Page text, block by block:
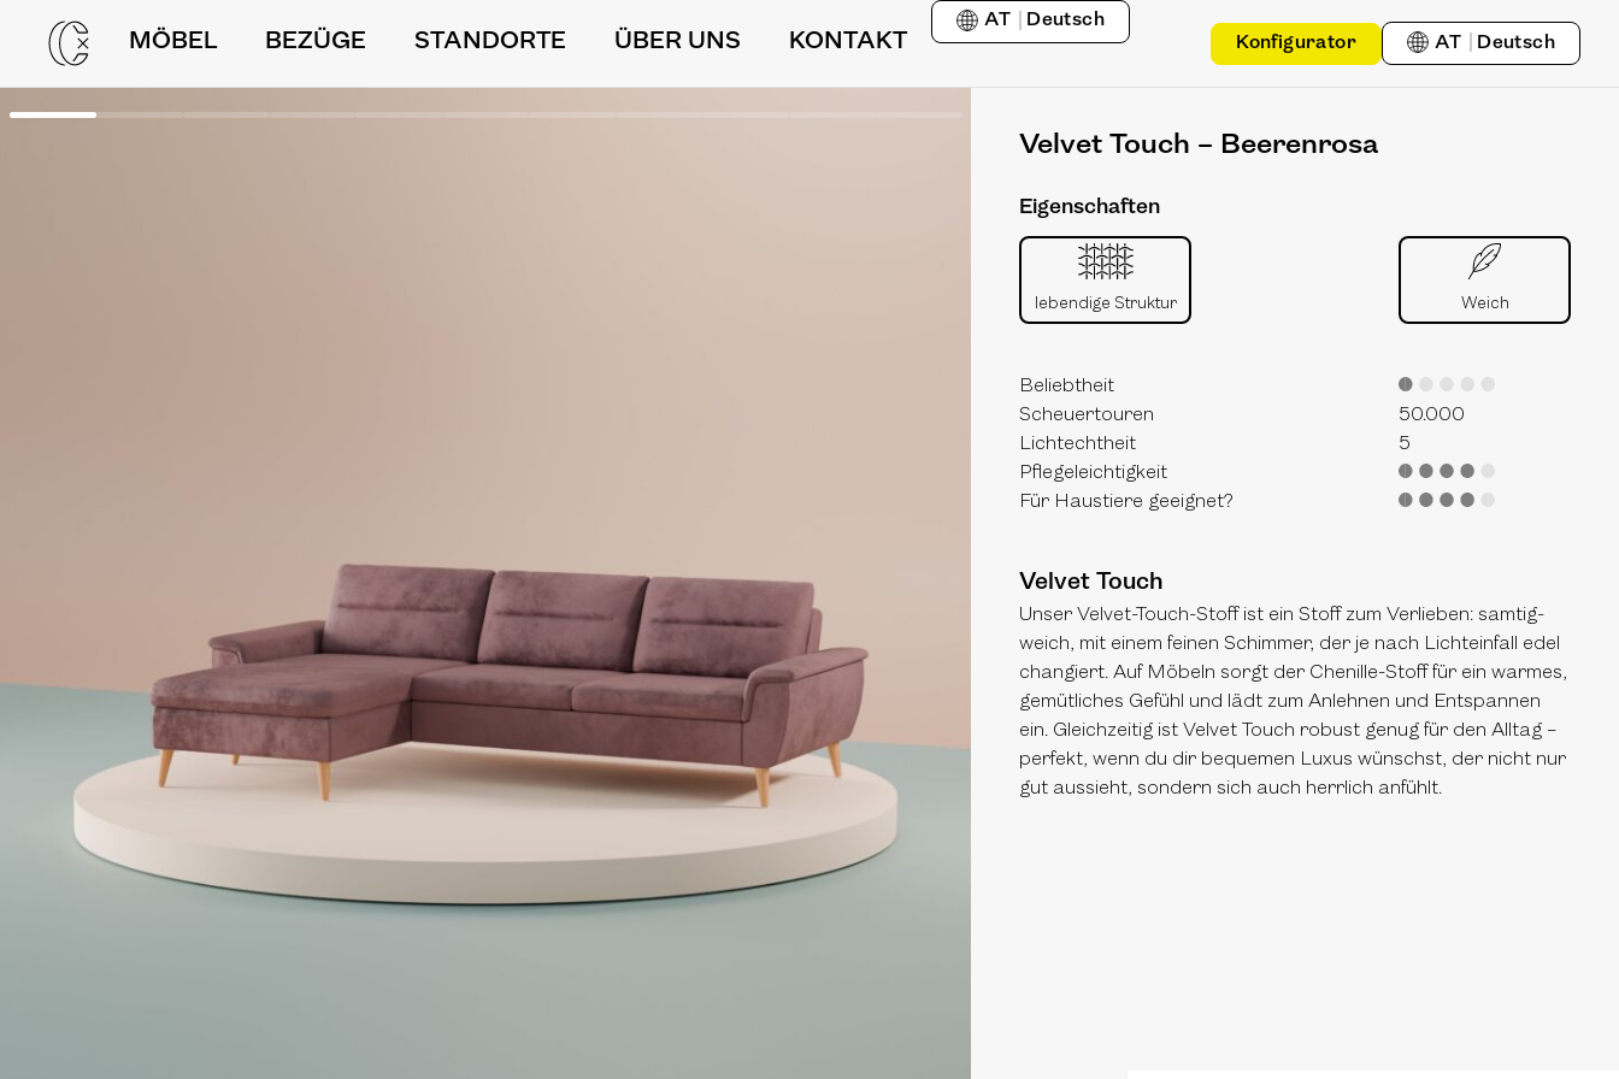
MÖBEL BEZÜGE STANDORTE ÜBER UNS KONTAKT
AT
Deutsch
Konfigurator
AT Deutsch
Velvet Touch – Beerenrosa
Eigenschaften
lebendige Struktur Weich
Beliebtheit
Scheuertouren
50.000
Lichtechtheit
5
Pflegeleichtigkeit
Für Haustiere geeignet?
Velvet Touch
Unser Velvet-Touch-Stoff ist ein Stoff zum Verlieben: samtig-
weich, mit einem feinen Schimmer, der je nach Lichteinfall edel
changiert. Auf Möbeln sorgt der Chenille-Stoff für ein warmes,
gemütliches Gefühl und lädt zum Anlehnen und Entspannen
ein. Gleichzeitig ist Velvet Touch robust genug für den Alltag –
perfekt, wenn du dir bequemen Luxus wünschst, der nicht nur
gut aussieht, sondern sich auch herrlich anfühlt.